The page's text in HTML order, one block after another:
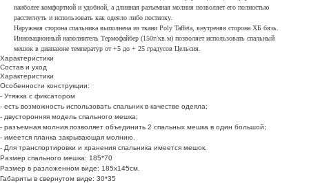
наиболее комфортной и удобной, а длинная разъемная молния позволяет его полностью
расстегнуть и использовать как одеяло либо постилку.
Наружная сторона спальника выполнена из ткани Poly Taffeta, внутреняя сторона ХБ бязь.
Инновационный наполнитель Термофайбер (150г/кв.м) позволяет использовать спальный
мешок в диапазоне температур от +5 до + 25 градусов Цельсия.
Характеристики
Состав и уход
Характеристики
Особенности конструкции:
- Утяжка с фиксатором
- есть возможность использовать спальник в качестве одеяла;
- двусторонняя модель спального мешка;
- разъемная молния позволяет объединить 2 спальных мешка в один большой;
- имеется планка закрывающая молнию.
- Для транспортировки и хранения спальника имеется мешок.
Размер спального мешка: 185*70
Размер в разложенном виде: 185х145см.
Габариты в свернутом виде: 30*35